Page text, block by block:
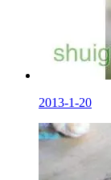
2013-1-20